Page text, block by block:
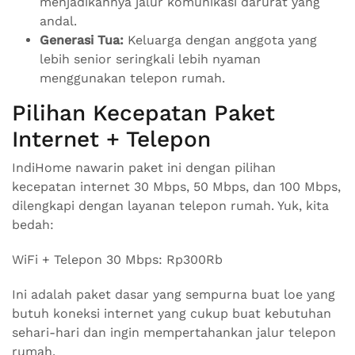
andal.
Generasi Tua: Keluarga dengan anggota yang
lebih senior seringkali lebih nyaman
menggunakan telepon rumah.
Pilihan Kecepatan Paket
Internet + Telepon
IndiHome nawarin paket ini dengan pilihan
kecepatan internet 30 Mbps, 50 Mbps, dan 100 Mbps,
dilengkapi dengan layanan telepon rumah. Yuk, kita
bedah:
WiFi + Telepon 30 Mbps: Rp300Rb
Ini adalah paket dasar yang sempurna buat loe yang
butuh koneksi internet yang cukup buat kebutuhan
sehari-hari dan ingin mempertahankan jalur telepon
rumah.